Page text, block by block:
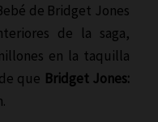
de Bridget Jones
de la saga,
en la taquilla
que Bridget Jones: